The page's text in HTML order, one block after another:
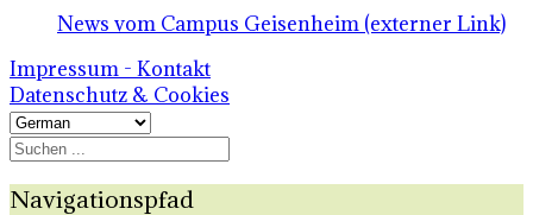
News vom Campus Geisenheim (externer Link)
Impressum - Kontakt
Datenschutz & Cookies
Navigationspfad